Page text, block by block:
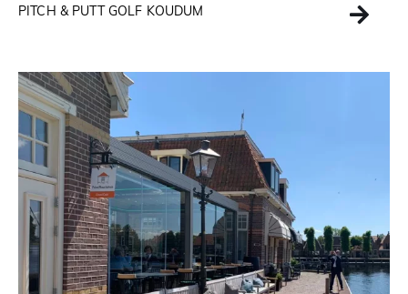
PITCH & PUTT GOLF KOUDUM